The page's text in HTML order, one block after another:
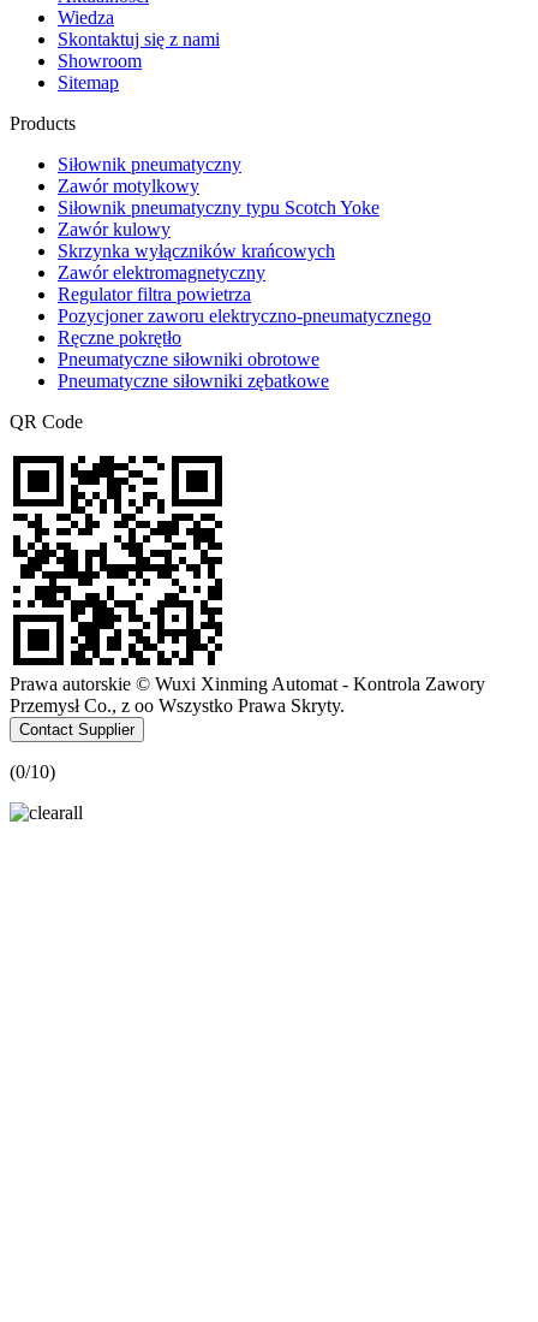
Wiedza
Skontaktuj się z nami
Showroom
Sitemap
Products
Siłownik pneumatyczny
Zawór motylkowy
Siłownik pneumatyczny typu Scotch Yoke
Zawór kulowy
Skrzynka wyłączników krańcowych
Zawór elektromagnetyczny
Regulator filtra powietrza
Pozycjoner zaworu elektryczno-pneumatycznego
Ręczne pokrętło
Pneumatyczne siłowniki obrotowe
Pneumatyczne siłowniki zębatkowe
QR Code
Prawa autorskie © Wuxi Xinming Automat - Kontrola Zawory
Przemysł Co., z oo Wszystko Prawa Skryty.
Contact Supplier
(0/10)